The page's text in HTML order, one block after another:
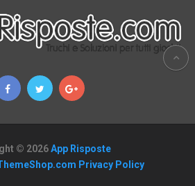
© 2026App Risposte
Privacy Policy